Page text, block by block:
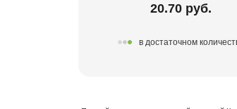
20.70 руб.
в достаточном